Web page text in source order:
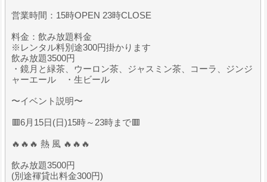
営業時間：15時OPEN 23時CLOSE
料金：飲み放題料金
※レンタル料別途300円掛かります
飲み放題3500円
・鏡月と緑茶、ウーロン茶、ジャスミン茶、コーラ、ジンジ
ャーエール ・生ビール
〜イベント説明〜
🟥6月15日(日)15時～23時まで🟥
🔥🔥🔥 熱 風 🔥🔥🔥
飲み放題3500円
(別途褌貸出料金300円)